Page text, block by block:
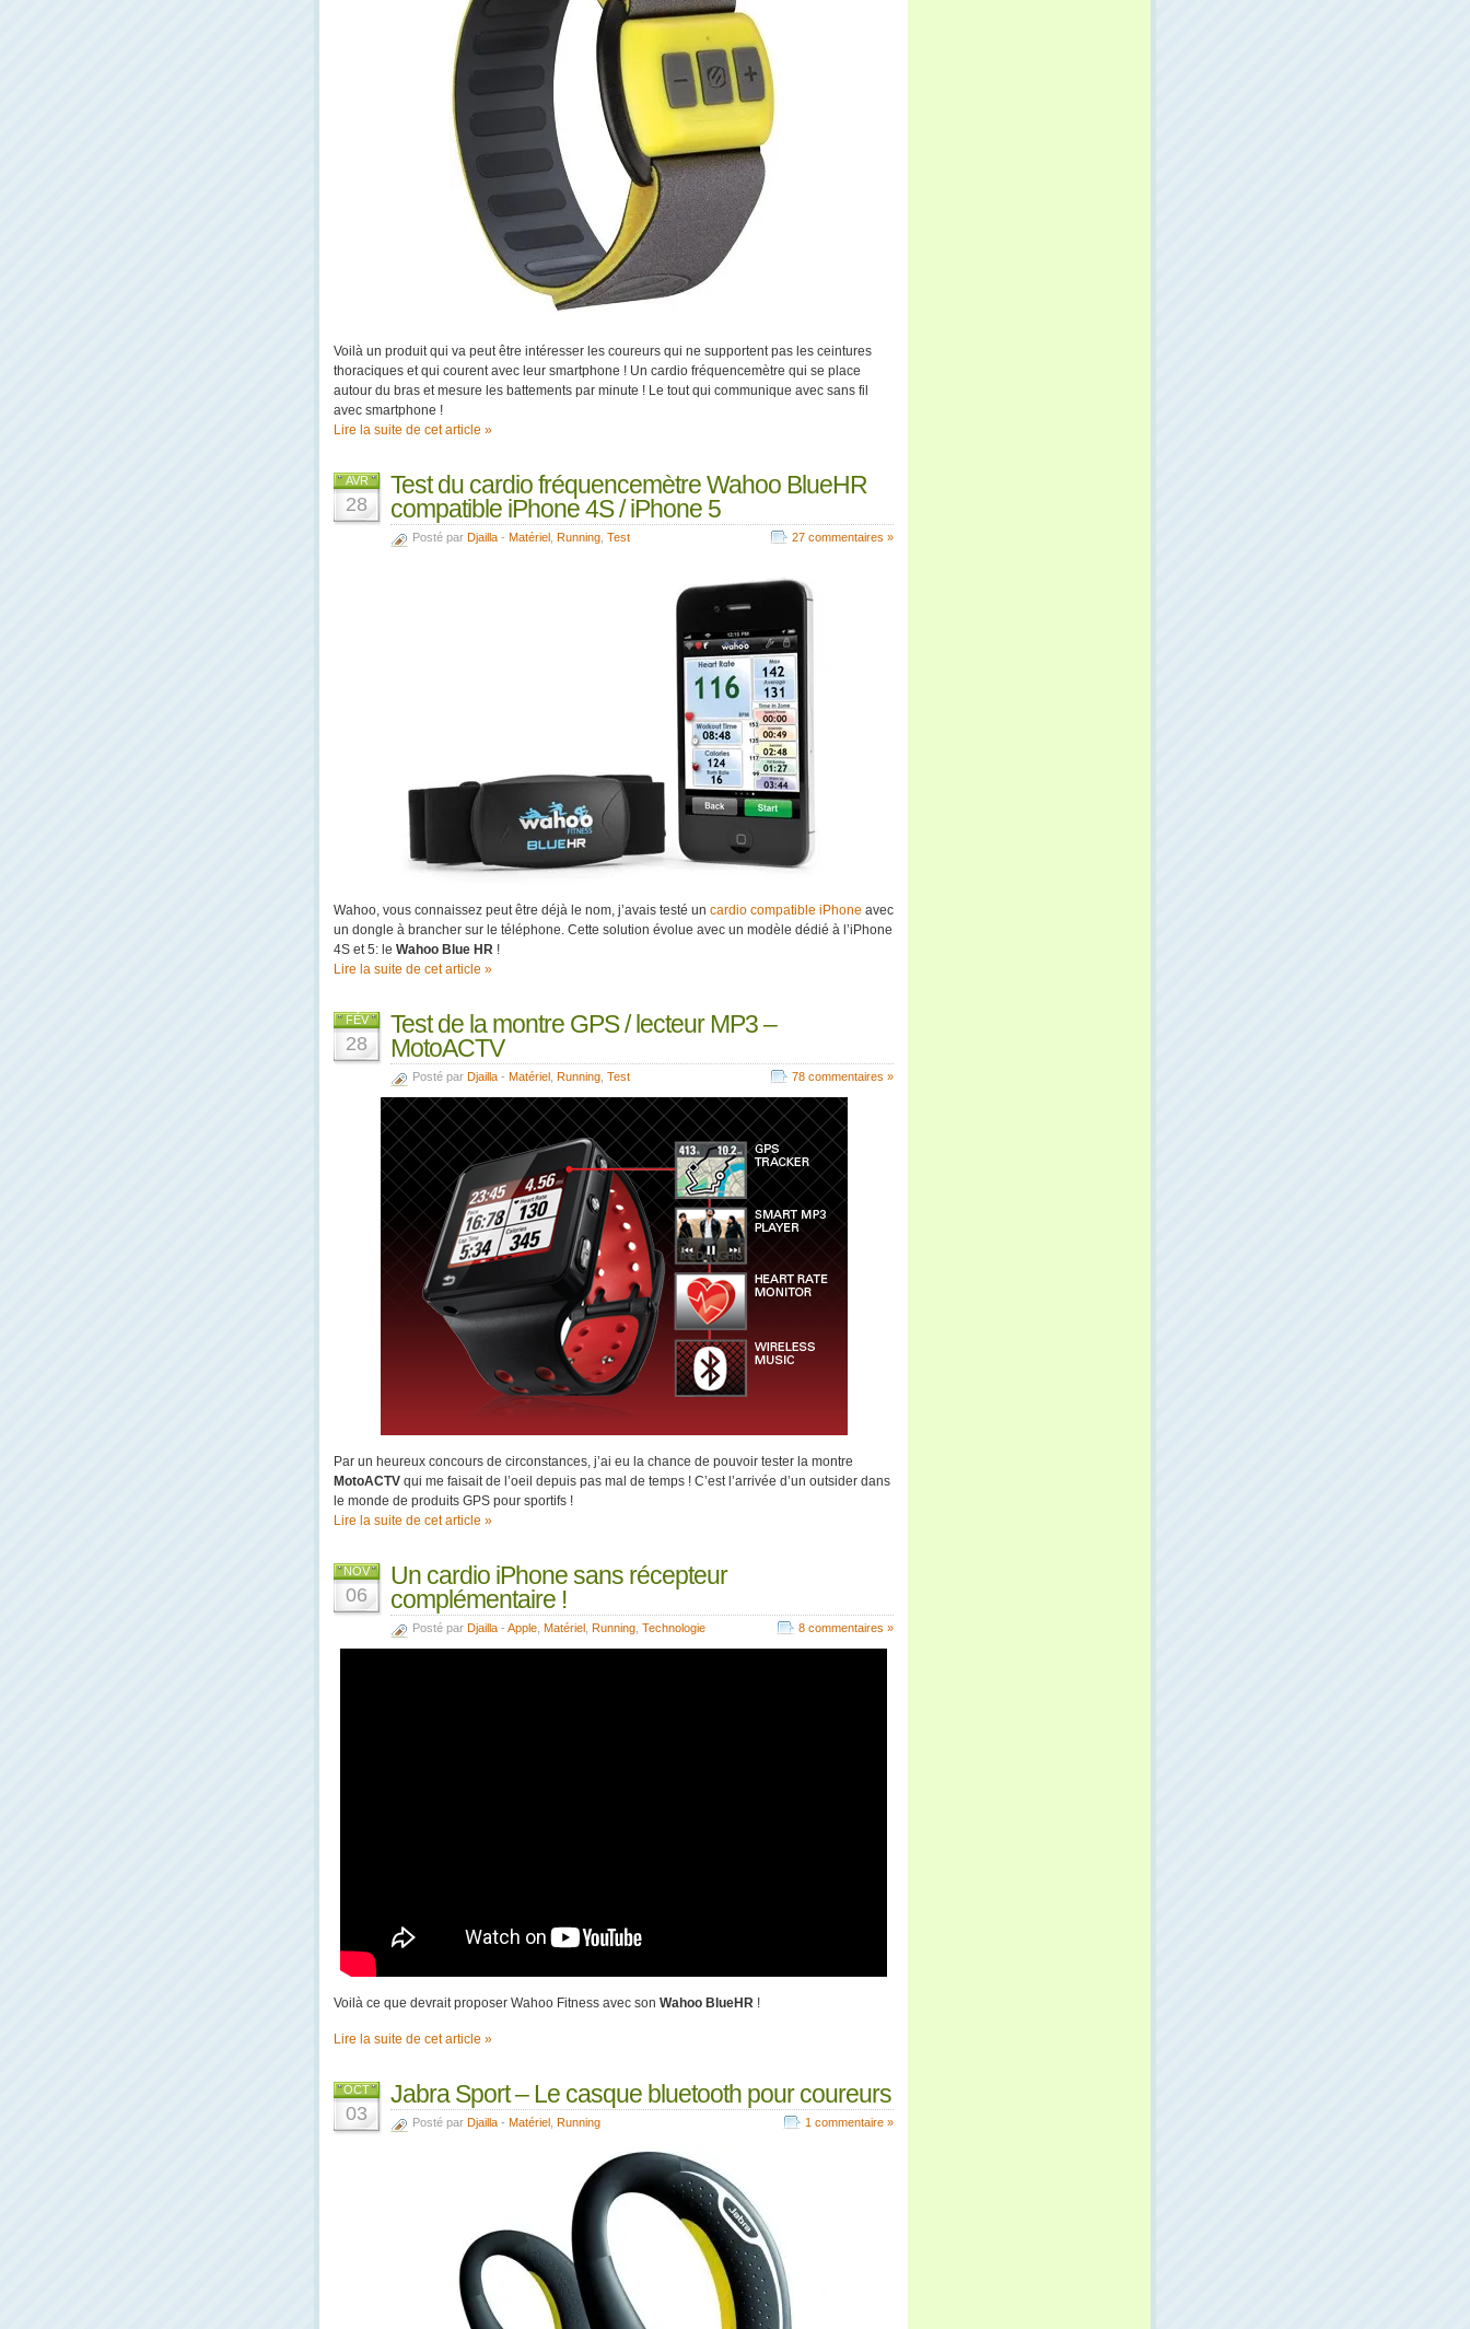
Voilà un produit qui va peut être intéresser les coureurs qui ne supportent pas les ceintures
thoraciques et qui courent avec leur smartphone ! Un cardio fréquencemètre qui se place
autour du bras et mesure les battements par minute ! Le tout qui communique avec sans fil
avec smartphone !
Lire la suite de cet article »
AVR
28
Test du cardio fréquencemètre Wahoo BlueHR
compatible iPhone 4S / iPhone 5
Posté par Djailla - Matériel Running Test 27 commentaires »
Wahoo, vous connaissez peut être déjà le nom, j’avais testé un cardio compatible iPhone avec
un dongle à brancher sur le téléphone. Cette solution évolue avec un modèle dédié à l’iPhone
4S et 5: le Wahoo Blue HR !
Lire la suite de cet article »
FÉV
28
Test de la montre GPS / lecteur MP3 –
MotoACTV
Posté par Djailla - Matériel Running Test 78 commentaires »
Par un heureux concours de circonstances, j’ai eu la chance de pouvoir tester la montre
MotoACTV qui me faisait de l’oeil depuis pas mal de temps ! C’est l’arrivée d’un outsider dans
le monde de produits GPS pour sportifs !
Lire la suite de cet article »
NOV
06
Un cardio iPhone sans récepteur
complémentaire !
Posté par Djailla - Apple Matériel Running Technologie 8 commentaires »
Voilà ce que devrait proposer Wahoo Fitness avec son Wahoo BlueHR !
Lire la suite de cet article »
OCT
03
Jabra Sport – Le casque bluetooth pour coureurs
Posté par Djailla - Matériel Running 1 commentaire »